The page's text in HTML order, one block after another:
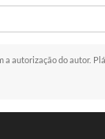
a autorização do autor.